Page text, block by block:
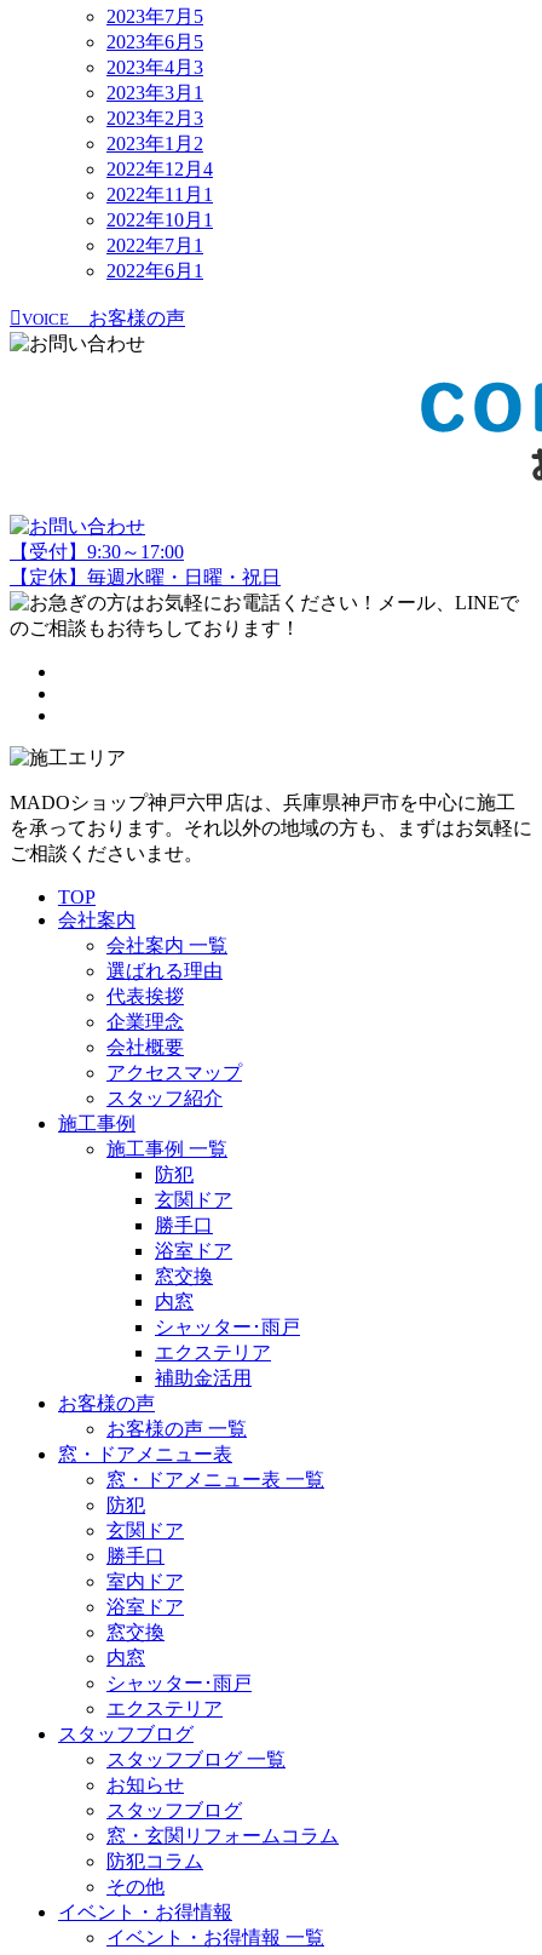
2023年7月 5
2023年6月 5
2023年4月 3
2023年3月 1
2023年2月 3
2023年1月 2
2022年12月 4
2022年11月 1
2022年10月 1
2022年7月 1
2022年6月 1
VOICE お客様の声
【受付】9:30～17:00
【定休】毎週水曜・日曜・祝日
MADOショップ神戸六甲店は、兵庫県神戸市を中心に施工
を承っております。それ以外の地域の方も、まずはお気軽に
ご相談くださいませ。
TOP
会社案内
会社案内 一覧
選ばれる理由
代表挨拶
企業理念
会社概要
アクセスマップ
スタッフ紹介
施工事例
施工事例 一覧
防犯
玄関ドア
勝手口
浴室ドア
窓交換
内窓
シャッター･雨戸
エクステリア
補助金活用
お客様の声
お客様の声 一覧
窓・ドアメニュー表
窓・ドアメニュー表 一覧
防犯
玄関ドア
勝手口
室内ドア
浴室ドア
窓交換
内窓
シャッター･雨戸
エクステリア
スタッフブログ
スタッフブログ 一覧
お知らせ
スタッフブログ
窓・玄関リフォームコラム
防犯コラム
その他
イベント・お得情報
イベント・お得情報 一覧